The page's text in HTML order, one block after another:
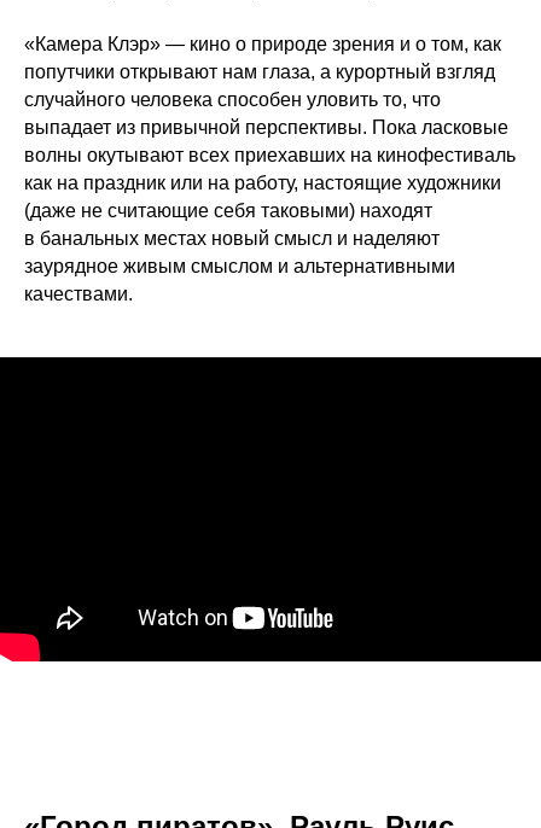
«Камера Клэр» — кино о природе зрения и о том, как
попутчики открывают нам глаза, а курортный взгляд
случайного человека способен уловить то, что
выпадает из привычной перспективы. Пока ласковые
волны окутывают всех приехавших на кинофестиваль
как на праздник или на работу, настоящие художники
(даже не считающие себя таковыми) находят
в банальных местах новый смысл и наделяют
заурядное живым смыслом и альтернативными
качествами.